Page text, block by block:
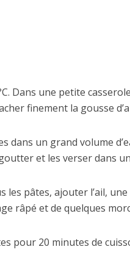
Dans une petite
finement la gousse
dans un grand volume
et les verser dans
les pâtes, ajouter l’ail,
râpé et de quelques
pour 20 minutes de